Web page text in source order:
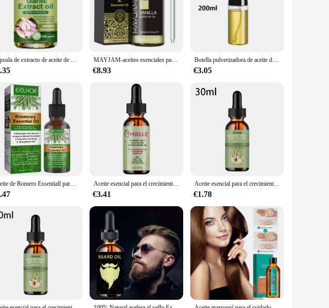
and purity. Our oregano oil is derived from the highest quality, organic oregano,
and health-promoting properties. The oil is extracted through a meticulous process
supports the body's natural defenses, making it an excellent choice for those looking to
daily health, this supplement is designed to meet your needs. Its versatile use makes it
allows for precise dosing, making it easy to incorporate into your daily routine. The
oil ensures that each drop is potent and effective. This product is not just a supplement;
Cápsula de extracto de aceite de ajo orgánico, sin olor, para inmune y cardiovascular, suplemento nutricional de apoyo para la salud del colesterol MAYJAM-aceites esenciales para humidificador, aceites aromáticos de sándalo, lavanda, eucalipto, vainilla, quemador de velas aromáticas, 100ML
€8.93
Botella pulverizadora de aceite de oliva, dispensador de cocina, Camping, hornear, vinagre, salsa de soja, contenedores pulverizadores, 200/300/500ml
€3.05
Aceite de Romero Essentiall para el crecimiento del cabello, productos orgánicos para el cabello, aceite para fortalecer el cuero cabelludo para nutrir el cabello brillante y saludable Aceite esencial para el crecimiento del cabello, aceite de menta de Romero para fortalecer el cabello, tratamiento nutritivo para puntas abiertas y cuidado del cabello orgánico seco
€3.41
Aceite esencial para el crecimiento del cabello, aceite fortalecedor del cabello de menta y romero, tratamiento nutritivo para puntas abiertas, aceite orgánico seco para el cuidado del cabello
€1.78